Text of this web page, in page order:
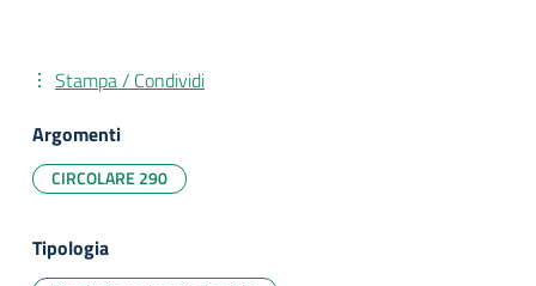
Stampa / Condividi
Argomenti
CIRCOLARE 290
Tipologia